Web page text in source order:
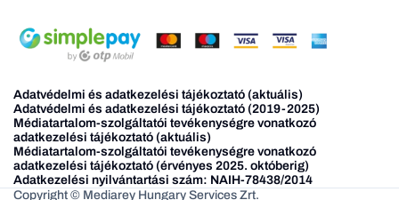
Adatvédelmi és adatkezelési tájékoztató (aktuális)
Adatvédelmi és adatkezelési tájékoztató (2019-2025)
Médiatartalom-szolgáltatói tevékenységre vonatkozó
adatkezelési tájékoztató (aktuális)
Médiatartalom-szolgáltatói tevékenységre vonatkozó
adatkezelési tájékoztató (érvényes 2025. októberig)
Adatkezelési nyilvántartási szám: NAIH-78438/2014
Copyright © Mediarey Hungary Services Zrt.